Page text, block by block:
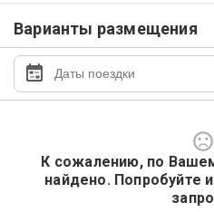
Варианты размещения
К сожалению, по
найдено. Попробуйте